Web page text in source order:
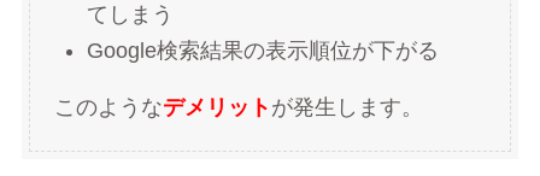
てしまう
Google検索結果の表示順位が下がる
このようなデメリット が発生します。